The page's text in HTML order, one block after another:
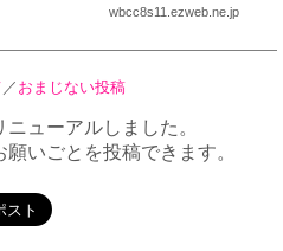
wbcc8s11.ezweb.ne.jp
／ おまじない投稿
ューアルしました。
願いごとを投稿できます。